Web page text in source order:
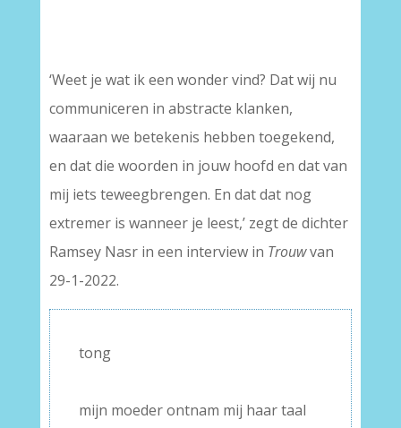
‘Weet je wat ik een wonder vind? Dat wij nu
communiceren in abstracte klanken,
waaraan we betekenis hebben toegekend,
en dat die woorden in jouw hoofd en dat van
mij iets teweegbrengen. En dat dat nog
extremer is wanneer je leest,’ zegt de dichter
Ramsey Nasr in een interview in Trouwvan
29-1-2022.
tong
mijn moeder ontnam mij haar taal